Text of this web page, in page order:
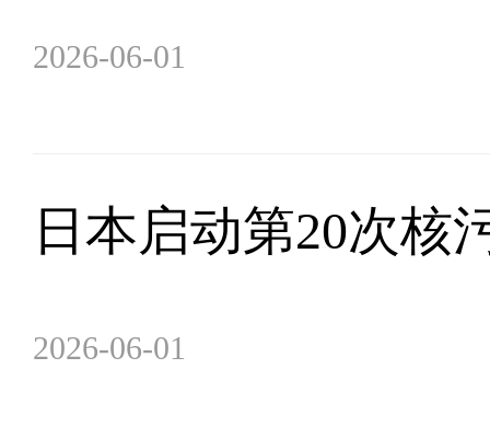
2026-06-01
日本启动第20次核
2026-06-01